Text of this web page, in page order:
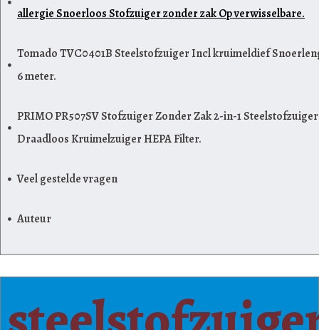
allergie Snoerloos Stofzuiger zonder zak Op verwisselbare.
Tomado TVC0401B Steelstofzuiger Incl kruimeldief
6 meter.
PRIMO PR507SV Stofzuiger Zonder Zak 2-in-1 Steelstofzuiger
Draadloos Kruimelzuiger HEPA Filter.
Veel gestelde vragen
Auteur